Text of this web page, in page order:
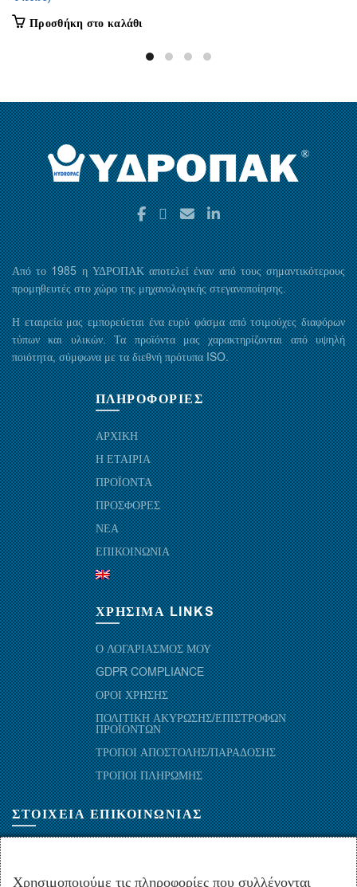
Προσθήκη στο καλάθι
Από το 1985 η ΥΔΡΟΠΑΚ αποτελεί έναν από τους σημαντικότερους
προμηθευτές στο χώρο της μηχανολογικής στεγανοποίησης.
Η εταιρεία μας εμπορεύεται ένα ευρύ φάσμα από τσιμούχες διαφόρων
τύπων και υλικών. Τα προϊόντα μας χαρακτηρίζονται από υψηλή
ποιότητα, σύμφωνα με τα διεθνή πρότυπα ISO.
ΠΛΗΡΟΦΟΡΙΕΣ
ΑΡΧΙΚΗ
Η ΕΤΑΙΡΙΑ
ΠΡΟΪΟΝΤΑ
ΠΡΟΣΦΟΡΕΣ
ΝΕΑ
ΕΠΙΚΟΙΝΩΝΙΑ
ΧΡΗΣΙΜΑ LINKS
Ο ΛΟΓΑΡΙΑΣΜΟΣ ΜΟΥ
GDPR COMPLIANCE
ΟΡΟΙ ΧΡΗΣΗΣ
ΠΟΛΙΤΙΚΗ ΑΚΥΡΩΣΗΣ/ΕΠΙΣΤΡΟΦΩΝ
ΠΡΟΪΟΝΤΩΝ
ΤΡΟΠΟΙ ΑΠΟΣΤΟΛΗΣ/ΠΑΡΑΔΟΣΗΣ
ΤΡΟΠΟΙ ΠΛΗΡΩΜΗΣ
ΣΤΟΙΧΕΙΑ ΕΠΙΚΟΙΝΩΝΙΑΣ
+30.210-5143367,+30.210-5154659,+30.210-5147842
Χρησιμοποιούμε τις πληροφορίες που συλλέγονται